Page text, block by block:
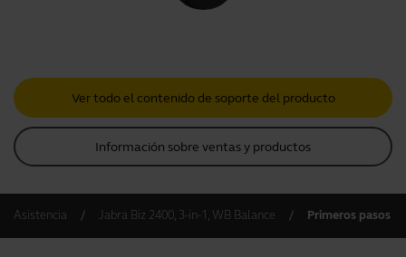
Ver todo el contenido de soporte del producto
Información sobre ventas y productos
Asistencia Jabra Biz 2400, 3-in-1, WB Balance Primeros pasos